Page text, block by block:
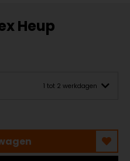
Heup
1 tot 2 werkdagen